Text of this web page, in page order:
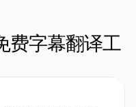
费字幕翻译工